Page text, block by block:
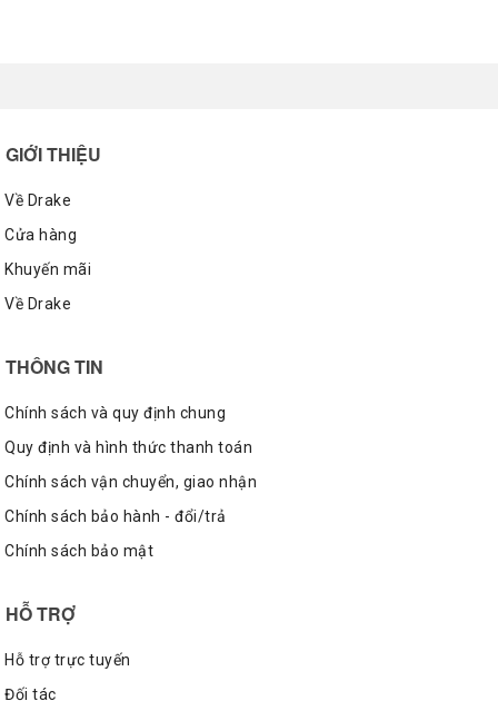
Sở dĩ dòng giày này có tên là Jack Purcell là do chúng được
đặt theo tên của một vận động viên cầu lông tài năng người
Canada, ông đã từng giành chức vô địch thế giới vào năm
1933.
GIỚI THIỆU
Về Drake
Cửa hàng
Khuyến mãi
Về Drake
THÔNG TIN
Chính sách và quy định chung
Quy định và hình thức thanh toán
Chính sách vận chuyển, giao nhận
Chính sách bảo hành - đổi/trả
Chính sách bảo mật
HỖ TRỢ
Hỗ trợ trực tuyến
Đối tác